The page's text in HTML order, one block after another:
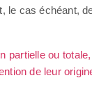
le cas échéant,
partielle ou
de leur